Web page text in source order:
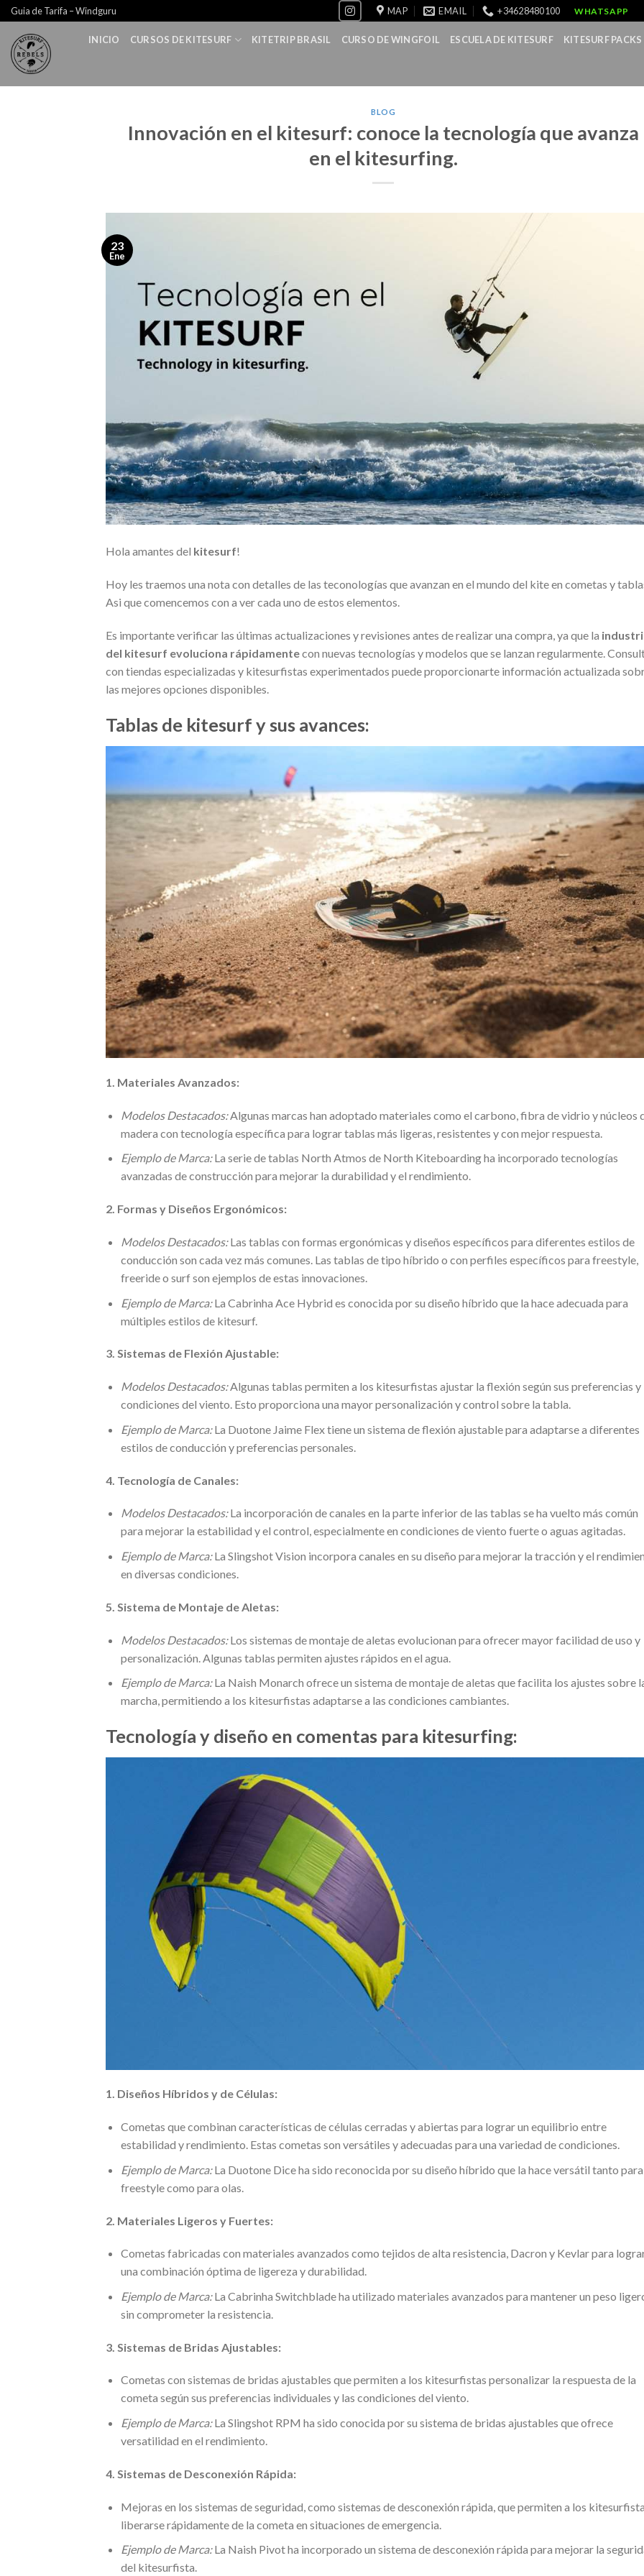
Skip
to
content
Guia de Tarifa – Windguru MAP EMAIL +34628480100 WHATSAPP
INICIO CURSOS DE KITESURF KITETRIP BRASIL CURSO DE WINGFOIL ESCUELA DE KITESURF KITESURF PACKS
BLOG
Innovación en el kitesurf: conoce la tecnología que avanza
en el kitesurfing.
23
Ene
Hola amantes del kitesurf!
Hoy les traemos una nota con detalles de las teconologías que avanzan en el mundo del kite en cometas y
Asi que comencemos con a ver cada uno de estos elementos.
Es importante verificar las últimas actualizaciones y revisiones antes de realizar una compra, ya que la
del kitesurf evoluciona rápidamentecon nuevas tecnologías y modelos que se lanzan regularmente.
con tiendas especializadas y kitesurfistas experimentados puede proporcionarte información actualizada
las mejores opciones disponibles.
Tablas de kitesurf y sus avances:
1. Materiales Avanzados:
Modelos Destacados:Algunas marcas han adoptado materiales como el carbono, fibra de vidrio y núcleos
madera con tecnología específica para lograr tablas más ligeras, resistentes y con mejor respuesta.
Ejemplo de Marca:La serie de tablas North Atmos de North Kiteboarding ha incorporado tecnologías
avanzadas de construcción para mejorar la durabilidad y el rendimiento.
2. Formas y Diseños Ergonómicos:
Modelos Destacados:Las tablas con formas ergonómicas y diseños específicos para diferentes estilos de
conducción son cada vez más comunes. Las tablas de tipo híbrido o con perfiles específicos para freestyle,
freeride o surf son ejemplos de estas innovaciones.
Ejemplo de Marca:La Cabrinha Ace Hybrid es conocida por su diseño híbrido que la hace adecuada para
múltiples estilos de kitesurf.
3. Sistemas de Flexión Ajustable:
Modelos Destacados:Algunas tablas permiten a los kitesurfistas ajustar la flexión según sus preferencias y
condiciones del viento. Esto proporciona una mayor personalización y control sobre la tabla.
Ejemplo de Marca:La Duotone Jaime Flex tiene un sistema de flexión ajustable para adaptarse a diferentes
estilos de conducción y preferencias personales.
4. Tecnología de Canales:
Modelos Destacados:La incorporación de canales en la parte inferior de las tablas se ha vuelto más común
para mejorar la estabilidad y el control, especialmente en condiciones de viento fuerte o aguas agitadas.
Ejemplo de Marca:La Slingshot Vision incorpora canales en su diseño para mejorar la tracción y el
en diversas condiciones.
5. Sistema de Montaje de Aletas:
Modelos Destacados:Los sistemas de montaje de aletas evolucionan para ofrecer mayor facilidad de uso y
personalización. Algunas tablas permiten ajustes rápidos en el agua.
Ejemplo de Marca:La Naish Monarch ofrece un sistema de montaje de aletas que facilita los ajustes sobre
marcha, permitiendo a los kitesurfistas adaptarse a las condiciones cambiantes.
Tecnología y diseño en comentas para kitesurfing:
1. Diseños Híbridos y de Células:
Cometas que combinan características de células cerradas y abiertas para lograr un equilibrio entre
estabilidad y rendimiento. Estas cometas son versátiles y adecuadas para una variedad de condiciones.
Ejemplo de Marca:La Duotone Dice ha sido reconocida por su diseño híbrido que la hace versátil tanto para
freestyle como para olas.
2. Materiales Ligeros y Fuertes:
Cometas fabricadas con materiales avanzados como tejidos de alta resistencia, Dacron y Kevlar para
una combinación óptima de ligereza y durabilidad.
Ejemplo de Marca:La Cabrinha Switchblade ha utilizado materiales avanzados para mantener un peso
sin comprometer la resistencia.
3. Sistemas de Bridas Ajustables:
Cometas con sistemas de bridas ajustables que permiten a los kitesurfistas personalizar la respuesta de la
cometa según sus preferencias individuales y las condiciones del viento.
Ejemplo de Marca:La Slingshot RPM ha sido conocida por su sistema de bridas ajustables que ofrece
versatilidad en el rendimiento.
4. Sistemas de Desconexión Rápida:
Mejoras en los sistemas de seguridad, como sistemas de desconexión rápida, que permiten a los
liberarse rápidamente de la cometa en situaciones de emergencia.
Ejemplo de Marca:La Naish Pivot ha incorporado un sistema de desconexión rápida para mejorar la
del kitesurfista.